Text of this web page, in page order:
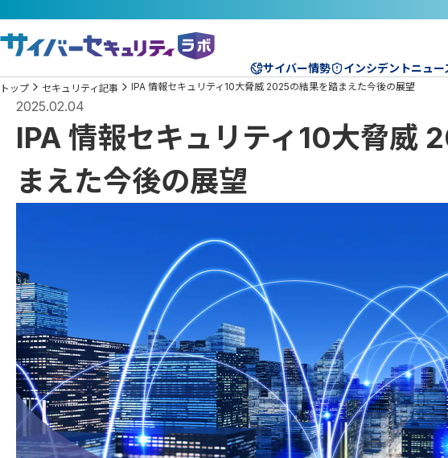
サイバー情勢 インシデントニュー
トップ セキュリティ記事 IPA 情報セキュリティ10大脅威 2025の結果を踏まえた今後の展望
2025.02.04
IPA 情報セキュリティ10大脅威
まえた今後の展望